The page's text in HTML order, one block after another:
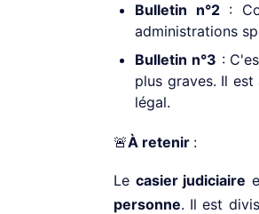
Bulletin n°2:
administrations
Bulletin n°3 :
plus graves. Il est
légal.
🚨À retenir :
Le casier judiciaire
personne. Il est